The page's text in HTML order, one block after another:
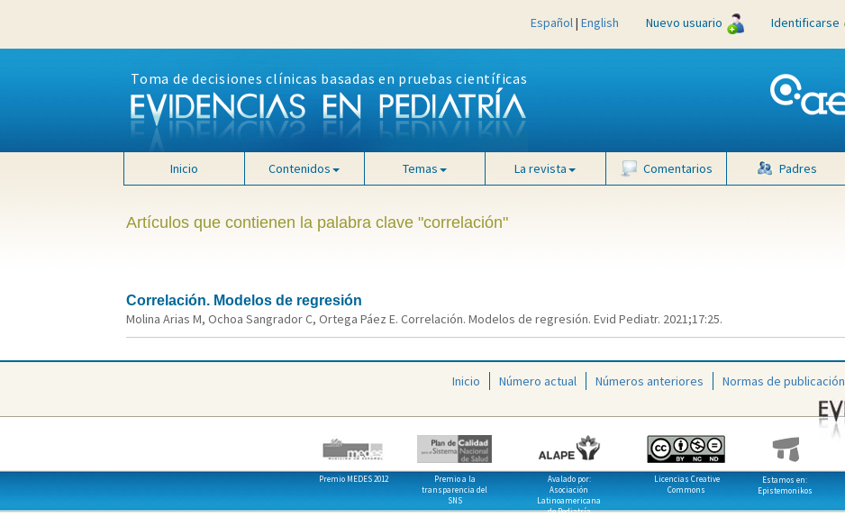
Español| English Nuevo usuario Identificarse
Toma de decisiones clínicas basadas en pruebas científicas
Inicio Contenidos Temas La revista Comentarios Padres
Artículos que contienen la palabra clave "correlación"
Correlación. Modelos de regresión
Molina Arias M, Ochoa Sangrador C, Ortega Páez E. Correlación. Modelos de regresión. Evid Pediatr. 2021;17:25.
Inicio Número actual Números anteriores Normas de publicación
Premio MEDES 2012
Premio a la
transparencia del
SNS
Avalado por:
Asociación
Latinoamericana
de Pediatría
Licencias Creative
Commons
Estamos en:
Epistemonikos